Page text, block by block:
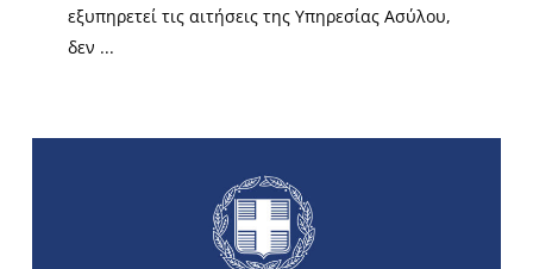
εξυπηρετεί τις αιτήσεις της Υπηρεσίας Ασύλου,
δεν ...